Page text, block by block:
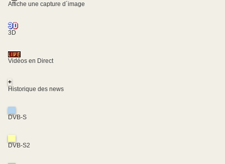
Affiche une capture d´image
3D
Vidéos en Direct
+
Historique des news
DVB-S
DVB-S2